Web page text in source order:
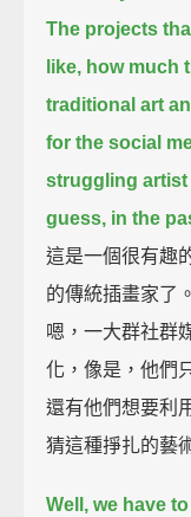
The projects
like, how much
traditional art
for the social
struggling artist
guess, in the
這是一個很有趣
的傳統插畫家了
嗯，一大群社群
化，像是，他們
還有他們想要利
猜這種掙扎的藝
Well, we have